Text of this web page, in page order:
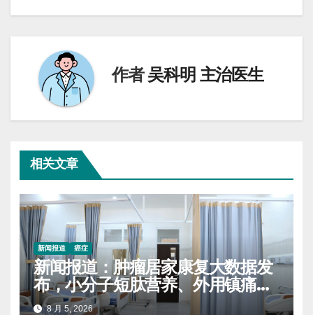
导
作者吴科明 主治医生
相关文章
新闻报道 癌症
新闻报道：肿瘤居家康复大数据发
布，小分子短肽营养、外用镇痛膏
药使用率持续上涨
8 月 5, 2026